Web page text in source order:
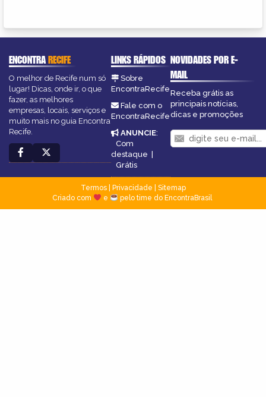
ENCONTRARECIFE
O melhor de Recife num só
lugar! Dicas, onde ir, o que
fazer, as melhores
empresas, locais, serviços e
muito mais no guia Encontra
Recife.
LINKS RÁPIDOS
Sobre
EncontraRecife
Fale com o
EncontraRecife
ANUNCIE:
Com
destaque |
Grátis
NOVIDADES POR E-
MAIL
Receba grátis as
principais notícias,
dicas e promoções
Termos| Privacidade
Sitemap
Criado com
e pelo time do EncontraBrasil